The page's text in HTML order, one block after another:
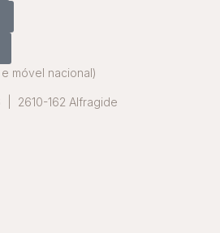
móvel nacional)
| 2610-162 Alfragide